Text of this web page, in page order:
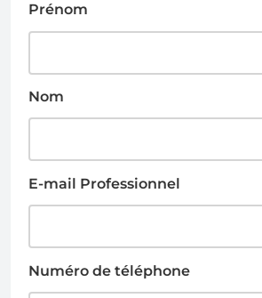
Prénom
Nom
E-mail Professionnel
Numéro de téléphone